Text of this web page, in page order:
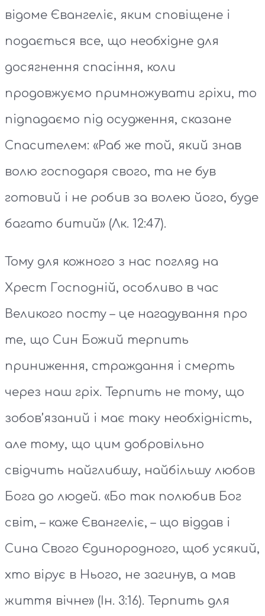
відоме Євангеліє, яким сповіщене і
подається все, що необхідне для
досягнення спасіння, коли
продовжуємо примножувати гріхи, то
підпадаємо під осудження, сказане
Спасителем: «Раб же той, який знав
волю господаря свого, та не був
готовий і не робив за волею його, буде
багато битий» (Лк. 12:47).
Тому для кожного з нас погляд на
Хрест Господній, особливо в час
Великого посту – це нагадування про
те, що Син Божий терпить
приниження, страждання і смерть
через наш гріх. Терпить не тому, що
зобов’язаний і має таку необхідність,
але тому, що цим добровільно
свідчить найглибшу, найбільшу любов
Бога до людей. «Бо так полюбив Бог
світ, – каже Євангеліє, – що віддав і
Сина Свого Єдинородного, щоб усякий,
хто вірує в Нього, не загинув, а мав
життя вічне» (Ін. 3:16). Терпить для